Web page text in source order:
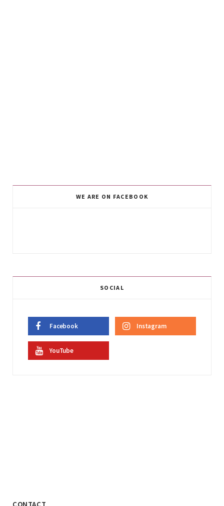
WE ARE ON FACEBOOK
SOCIAL
Facebook Instagram
YouTube